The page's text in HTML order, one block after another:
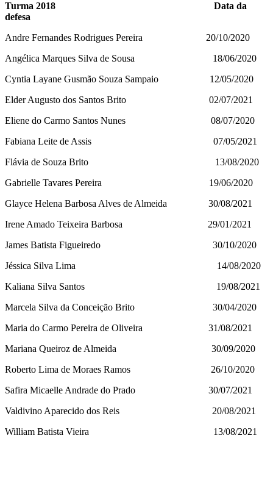
Turma 2018 Data da
defesa
Andre Fernandes Rodrigues Pereira 20/10/2020
Angélica Marques Silva de Sousa 18/06/2020
Cyntia Layane Gusmão Souza Sampaio 12/05/2020
Elder Augusto dos Santos Brito 02/07/2021
Eliene do Carmo Santos Nunes 08/07/2020
Fabiana Leite de Assis 07/05/2021
Flávia de Souza Brito 13/08/2020
Gabrielle Tavares Pereira 19/06/2020
Glayce Helena Barbosa Alves de Almeida 30/08/2021
Irene Amado Teixeira Barbosa 29/01/2021
James Batista Figueiredo 30/10/2020
Jéssica Silva Lima 14/08/2020
Kaliana Silva Santos 19/08/2021
Marcela Silva da Conceição Brito 30/04/2020
Maria do Carmo Pereira de Oliveira 31/08/2021
Mariana Queiroz de Almeida 30/09/2020
Roberto Lima de Moraes Ramos 26/10/2020
Safira Micaelle Andrade do Prado 30/07/2021
Valdivino Aparecido dos Reis 20/08/2021
William Batista Vieira 13/08/2021